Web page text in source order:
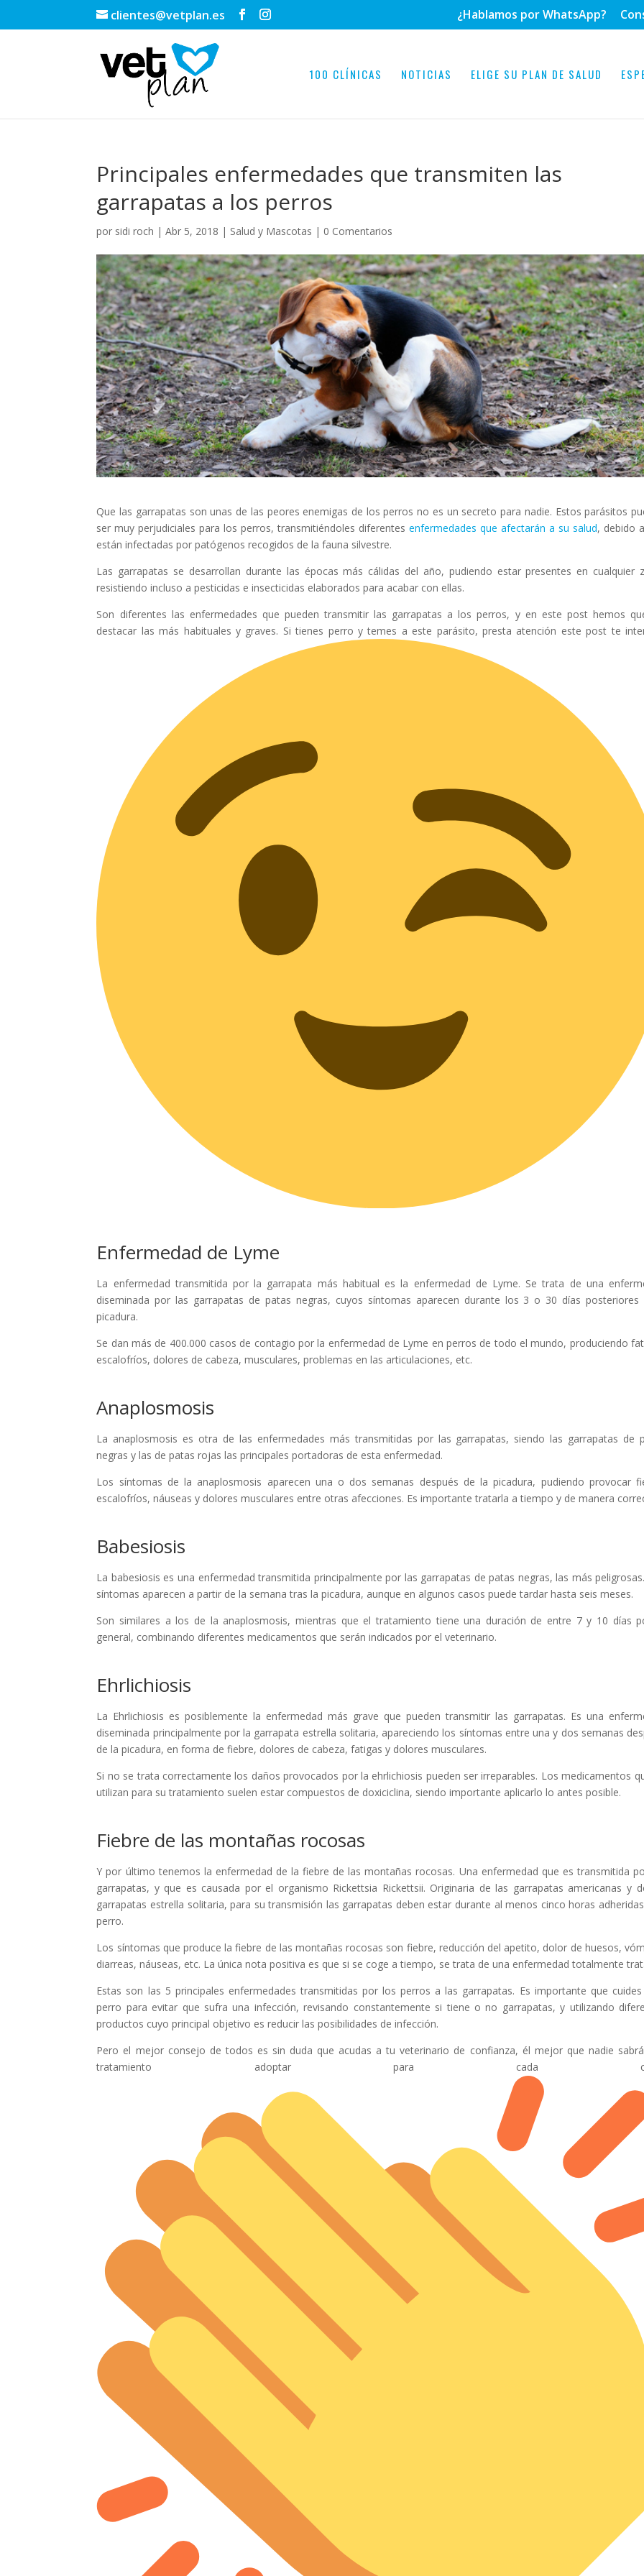
clientes@vetplan.es ¿Hablamos por WhatsApp?
100 CLÍNICAS NOTICIAS ELIGE SU PLAN DE SALUD
Principales enfermedades que transmiten las
garrapatas a los perros
por sidi roch |Abr 5, 2018 | Salud y Mascotas | 0 Comentarios
Que las garrapatas son unas de las peores enemigas de los perros no es un secreto para nadie. Estos parásitos
ser muy perjudiciales para los perros, transmitiéndoles diferentesenfermedades que afectarán a su salud, debido
están infectadas por patógenos recogidos de la fauna silvestre.
Las garrapatas se desarrollan durante las épocas más cálidas del año, pudiendo estar presentes en cualquier
resistiendo incluso a pesticidas e insecticidas elaborados para acabar con ellas.
Son diferentes las enfermedades que pueden transmitir las garrapatas a los perros, y en este post hemos
destacar las más habituales y graves. Si tienes perro y temes a este parásito, presta atención este post te
Enfermedad de Lyme
La enfermedad transmitida por la garrapata más habitual es la enfermedad de Lyme. Se trata de una
diseminada por las garrapatas de patas negras, cuyos síntomas aparecen durante los 3 o 30 días posteriores
picadura.
Se dan más de 400.000 casos de contagio por la enfermedad de Lyme en perros de todo el mundo, produciendo
escalofríos, dolores de cabeza, musculares, problemas en las articulaciones, etc.
Anaplosmosis
La anaplosmosis es otra de las enfermedades más transmitidas por las garrapatas, siendo las garrapatas de
negras y las de patas rojas las principales portadoras de esta enfermedad.
Los síntomas de la anaplosmosis aparecen una o dos semanas después de la picadura, pudiendo provocar
escalofríos, náuseas y dolores musculares entre otras afecciones. Es importante tratarla a tiempo y de manera
Babesiosis
La babesiosis es una enfermedad transmitida principalmente por las garrapatas de patas negras, las más
síntomas aparecen a partir de la semana tras la picadura, aunque en algunos casos puede tardar hasta seis meses.
Son similares a los de la anaplosmosis, mientras que el tratamiento tiene una duración de entre 7 y 10 días
general, combinando diferentes medicamentos que serán indicados por el veterinario.
Ehrlichiosis
La Ehrlichiosis es posiblemente la enfermedad más grave que pueden transmitir las garrapatas. Es una
diseminada principalmente por la garrapata estrella solitaria, apareciendo los síntomas entre una y dos semanas
de la picadura, en forma de fiebre, dolores de cabeza, fatigas y dolores musculares.
Si no se trata correctamente los daños provocados por la ehrlichiosis pueden ser irreparables. Los medicamentos
utilizan para su tratamiento suelen estar compuestos de doxiciclina, siendo importante aplicarlo lo antes posible.
Fiebre de las montañas rocosas
Y por último tenemos la enfermedad de la fiebre de las montañas rocosas. Una enfermedad que es transmitida
garrapatas, y que es causada por el organismo Rickettsia Rickettsii. Originaria de las garrapatas americanas y
garrapatas estrella solitaria, para su transmisión las garrapatas deben estar durante al menos cinco horas
perro.
Los síntomas que produce la fiebre de las montañas rocosas son fiebre, reducción del apetito, dolor de huesos,
diarreas, náuseas, etc. La única nota positiva es que si se coge a tiempo, se trata de una enfermedad totalmente
Estas son las 5 principales enfermedades transmitidas por los perros a las garrapatas. Es importante que
perro para evitar que sufra una infección, revisando constantemente si tiene o no garrapatas, y utilizando
productos cuyo principal objetivo es reducir las posibilidades de infección.
Pero el mejor consejo de todos es sin duda que acudas a tu veterinario de confianza, él mejor que nadie
tratamiento adoptar para cada